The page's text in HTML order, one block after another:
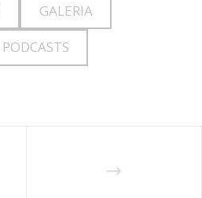
GALERIA
PODCASTS